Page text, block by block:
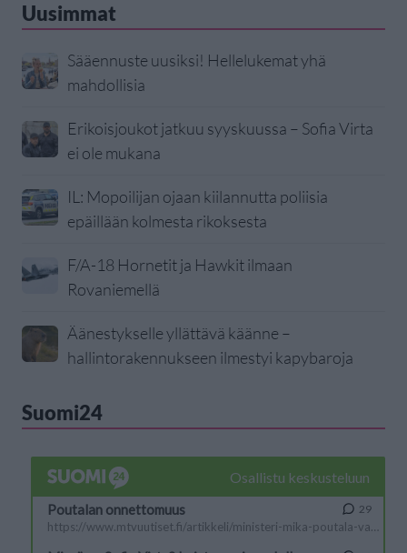
Uusimmat
Sääennuste uusiksi! Hellelukemat yhä
mahdollisia
Erikoisjoukot jatkuu syyskuussa – Sofia Virta
ei ole mukana
IL: Mopoilijan ojaan kiilannutta poliisia
epäillään kolmesta rikoksesta
F/A-18 Hornetit ja Hawkit ilmaan
Rovaniemellä
Äänestykselle yllättävä käänne –
hallintorakennukseen ilmestyi kapybaroja
Suomi24